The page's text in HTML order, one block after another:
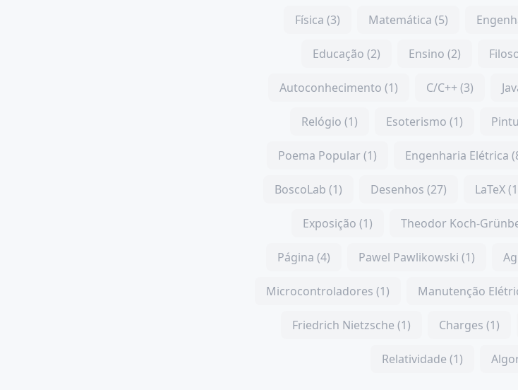
Física (3) Matemática (5)
Educação (2) Ensino (2)
Autoconhecimento (1) C/C++ (3)
Relógio (1) Esoterismo (1)
Poema Popular (1) Engenharia Elétrica
BoscoLab (1) Desenhos (27) LaTeX
Exposição (1) Theodor Koch-
Página (4) Pawel Pawlikowski (1)
Microcontroladores (1) Manutenção
Friedrich Nietzsche (1) Charges (1)
Relatividade (1)